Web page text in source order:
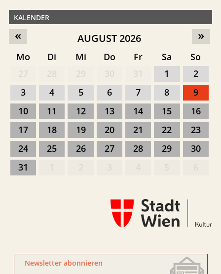
KALENDER
»
« AUGUST 2026
Mo Di Mi Do Fr Sa
So
1
2
3
4 5 6 7 8
9
10
11 12 13 14 15
16
17
18 19 20 21 22
23
24
25 26 27 28 29
30
31
Newsletter abonnieren